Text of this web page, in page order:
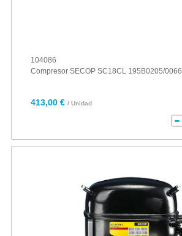
104086
Compresor SECOP SC18CL 195B0205/0066
413,00 € / Unidad